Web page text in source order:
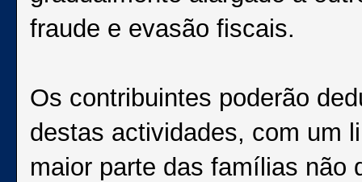
fraude e evasão fiscais.
Os contribuintes poderão
destas actividades, com um
maior parte das famílias não